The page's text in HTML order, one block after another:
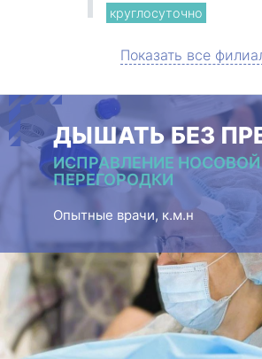
круглосуточно
Показать все
ДЫШАТЬ БЕЗ
ИСПРАВЛЕНИЕ НОСОВОЙ
ПЕРЕГОРОДКИ
Опытные врачи, к.м.н